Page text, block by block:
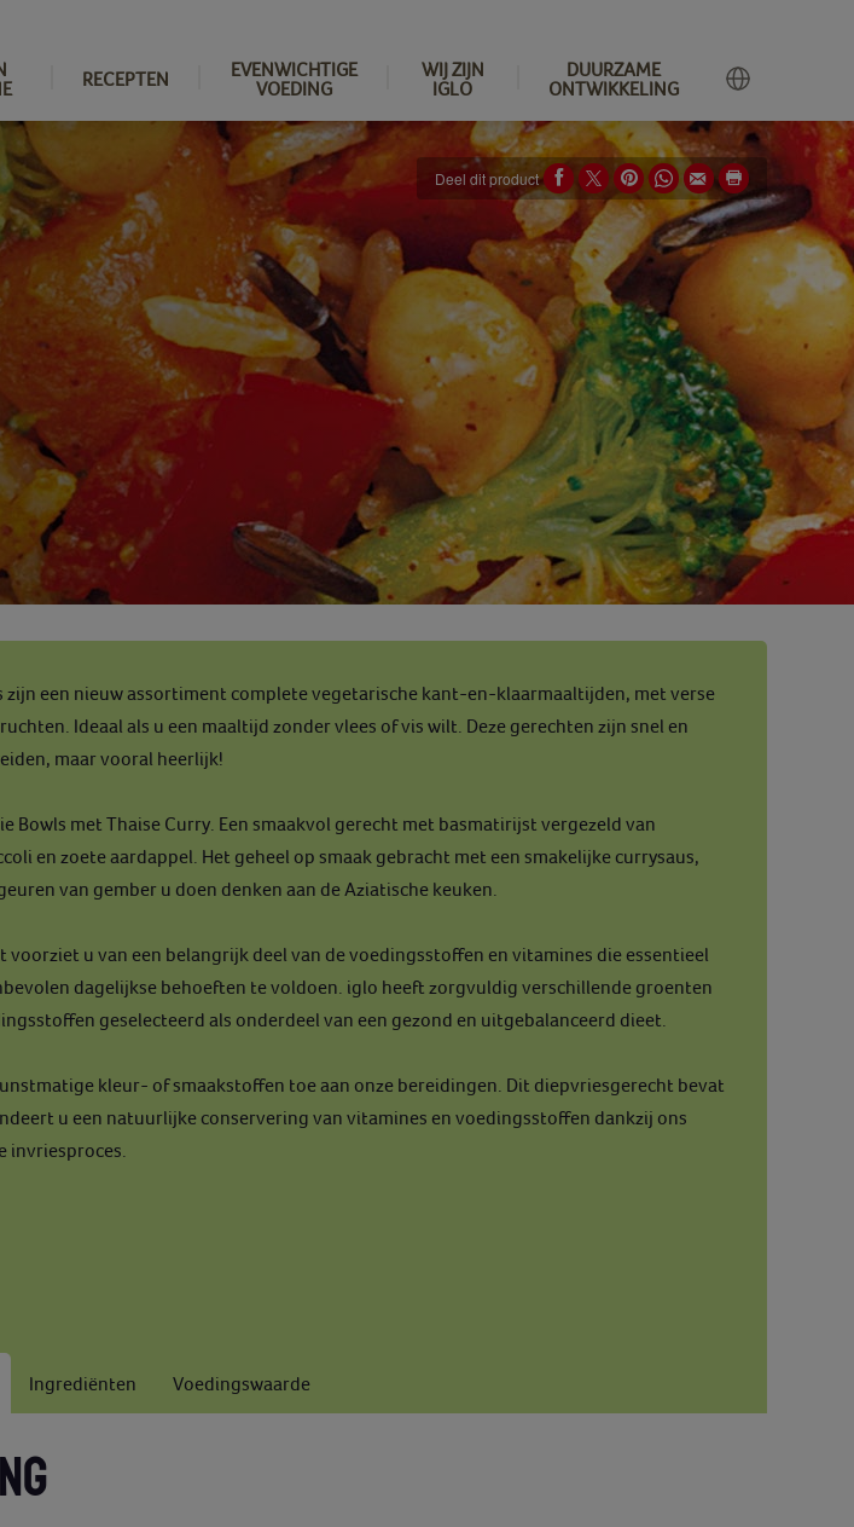
RECEPTEN
EVENWICHTIGE
VOEDING
WIJ ZIJN
IGLO
DUURZAME
ONTWIKKELING
Deel dit product
zijn een nieuw assortiment complete vegetarische kant-en-klaarmaaltijden, met verse
Ideaal als u een maaltijd zonder vlees of vis wilt. Deze gerechten zijn snel en
maar vooral heerlijk!
Bowls met Thaise Curry. Een smaakvol gerecht met basmatirijst vergezeld van
en zoete aardappel. Het geheel op smaak gebracht met een smakelijke currysaus,
van gember u doen denken aan de Aziatische keuken.
voorziet u van een belangrijk deel van de voedingsstoffen en vitamines die essentieel
dagelijkse behoeften te voldoen. iglo heeft zorgvuldig verschillende groenten
geselecteerd als onderdeel van een gezond en uitgebalanceerd dieet.
kleur- of smaakstoffen toe aan onze bereidingen. Dit diepvriesgerecht bevat
u een natuurlijke conservering van vitamines en voedingsstoffen dankzij ons
invriesproces.
Ingrediënten Voedingswaarde